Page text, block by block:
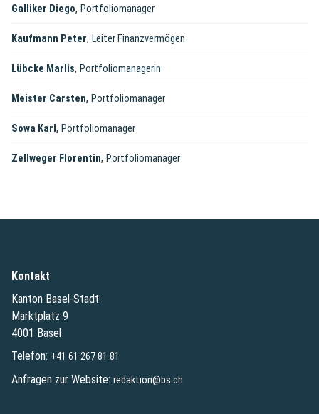
Galliker Diego, Portfoliomanager
Kaufmann Peter, Leiter Finanzvermögen
Lübcke Marlis, Portfoliomanagerin
Meister Carsten, Portfoliomanager
Sowa Karl , Portfoliomanager
Zellweger Florentin, Portfoliomanager
Kontakt
Kanton Basel-Stadt
Marktplatz 9
4001 Basel
Telefon: +41 61 267 81 81
Anfragen zur Website: redaktion@bs.ch